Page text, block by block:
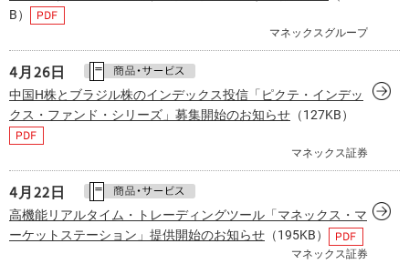
B）
マネックスグループ
4月26日
中国H株とブラジル株のインデックス投信「ピクテ・インデッ
クス・ファンド・シリーズ」募集開始のお知らせ （127KB）
マネックス証券
4月22日
高機能リアルタイム・トレーディングツール「マネックス・マ
ーケットステーション」提供開始のお知らせ （195KB）
マネックス証券